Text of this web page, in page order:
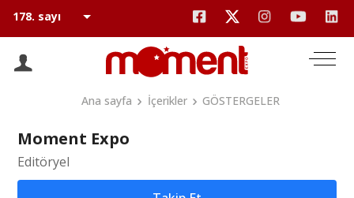
Ana sayfa İçerikler GÖSTERGELER
Moment Expo
Editöryel